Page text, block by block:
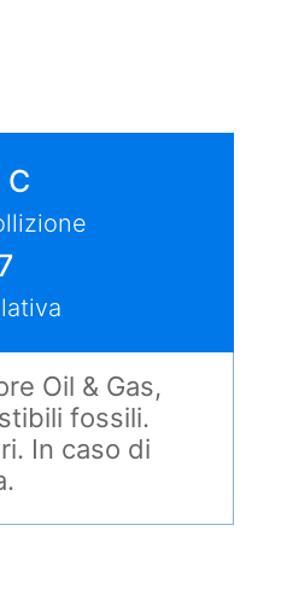
Oil & Gas,
fossili.
In caso di